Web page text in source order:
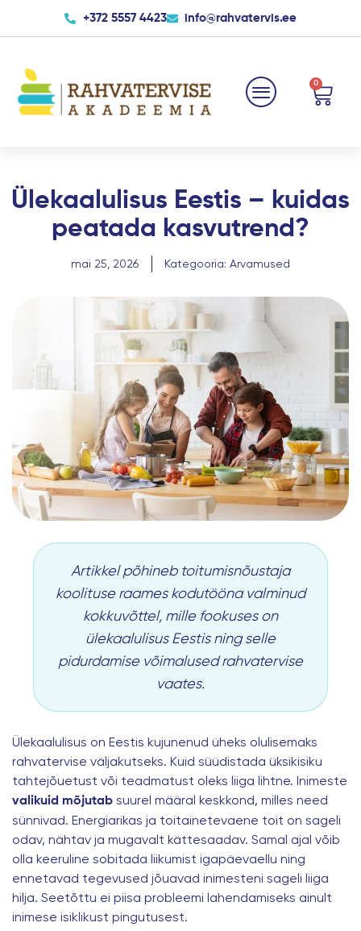
to
+372 5557 4423 info@rahvatervis.ee
0
Cart
Ülekaalulisus Eestis – kuidas
peatada kasvutrend?
mai 25, 2026 Kategooria: Arvamused
Artikkel põhineb toitumisnõustaja
koolituse raames kodutööna valminud
kokkuvõttel, mille fookuses on
ülekaalulisus Eestis ning selle
pidurdamise võimalused rahvatervise
vaates.
Ülekaalulisus on Eestis kujunenud üheks olulisemaks
rahvatervise väljakutseks. Kuid süüdistada üksikisiku
tahtejõuetust või teadmatust oleks liiga lihtne. Inimeste
valikuid mõjutab suurel määral keskkond, milles need
sünnivad. Energiarikas ja toitainetevaene toit on sageli
odav, nähtav ja mugavalt kättesaadav. Samal ajal võib
olla keeruline sobitada liikumist igapäevaellu ning
ennetavad tegevused jõuavad inimesteni sageli liiga
hilja. Seetõttu ei piisa probleemi lahendamiseks ainult
inimese isiklikust pingutusest.